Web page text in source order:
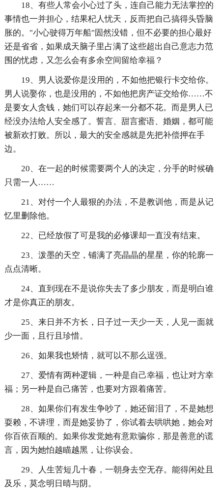
18、有些人常会小心过了头，连自己能力无法掌控的
事情也一并担心，结果杞人忧天，反而把自己搞得头昏脑
胀的。"小心驶得万年船"固然没错，但不必要的担心最好
还是省省，如果成天脑子里占满了这些超出自己意志力范
围的忧虑，又怎么会有多余空间留给幸福？
19、男人说爱你是没用的，不如他把银行卡交给你。
男人说娶你，也是没用的，不如他把房产证交给你……不
是要女人贪钱，她们可以存起来一分都不花。而是男人已
经没办法给人安全感了。誓言、甜言蜜语、婚姻，都可能
被新欢打败。所以，最大的安全感就是先把补偿押在手
边。
20、在一起的时候需要两个人的决定，分手的时候确
只需一人……
21、对付一个人最狠的办法，不是教训他，而是从记
忆里删除他。
22、已经放假了可是我的必修课却一直没有结束。
23、泼墨的天空，铺满了亮晶晶的星星，你的轮廓一
点点清晰。
24、直到现在不是说你失去了多少朋友，而是明白谁
才是你真正的朋友。
25、来日并不方长，日子过一天少一天，人见一面就
少一面，且行且珍惜。
26、如果我也矫情，就可以不那么逞强。
27、爱情有两种逻辑，一种是自己幸福，也让对方幸
福；另一种是自己痛苦，也要对方跟着痛苦。
28、如果你们有发生争吵了，她还留泪了，不是她想
耍赖，不讲理，而是她妥协了，你试着去哄哄她，她会对
你百依百顺的。如果你发觉她有意欺骗你，那是善意的谎
言，因为她怕越瞄越黑，让你误会。
29、人生苦短几十春，一朝身去空无存。能得闲处且
及乐，莫念明日晴与阴。